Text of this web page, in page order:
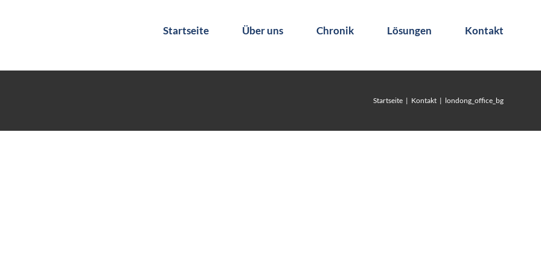
Startseite Über uns Chronik Lösungen Kontakt
Startseite Kontakt londong_office_bg